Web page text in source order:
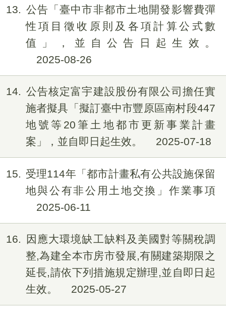
13
公告「臺中市非都市土地開發影響費彈
性項目徵收原則及各項計算公式數
值」，並自公告日起生效。
2025-08-26
14
公告核定富宇建設股份有限公司擔任實
施者擬具「擬訂臺中市豐原區南村段447
地號等20筆土地都市更新事業計畫
案」，並自即日起生效。
2025-07-18
15
受理114年「都市計畫私有公共設施保留
地與公有非公用土地交換」作業事項
2025-06-11
16
因應大環境缺工缺料及美國對等關稅調
整,為建全本市房市發展,有關建築期限之
延長,請依下列措施規定辦理,並自即日起
生效。
2025-05-27